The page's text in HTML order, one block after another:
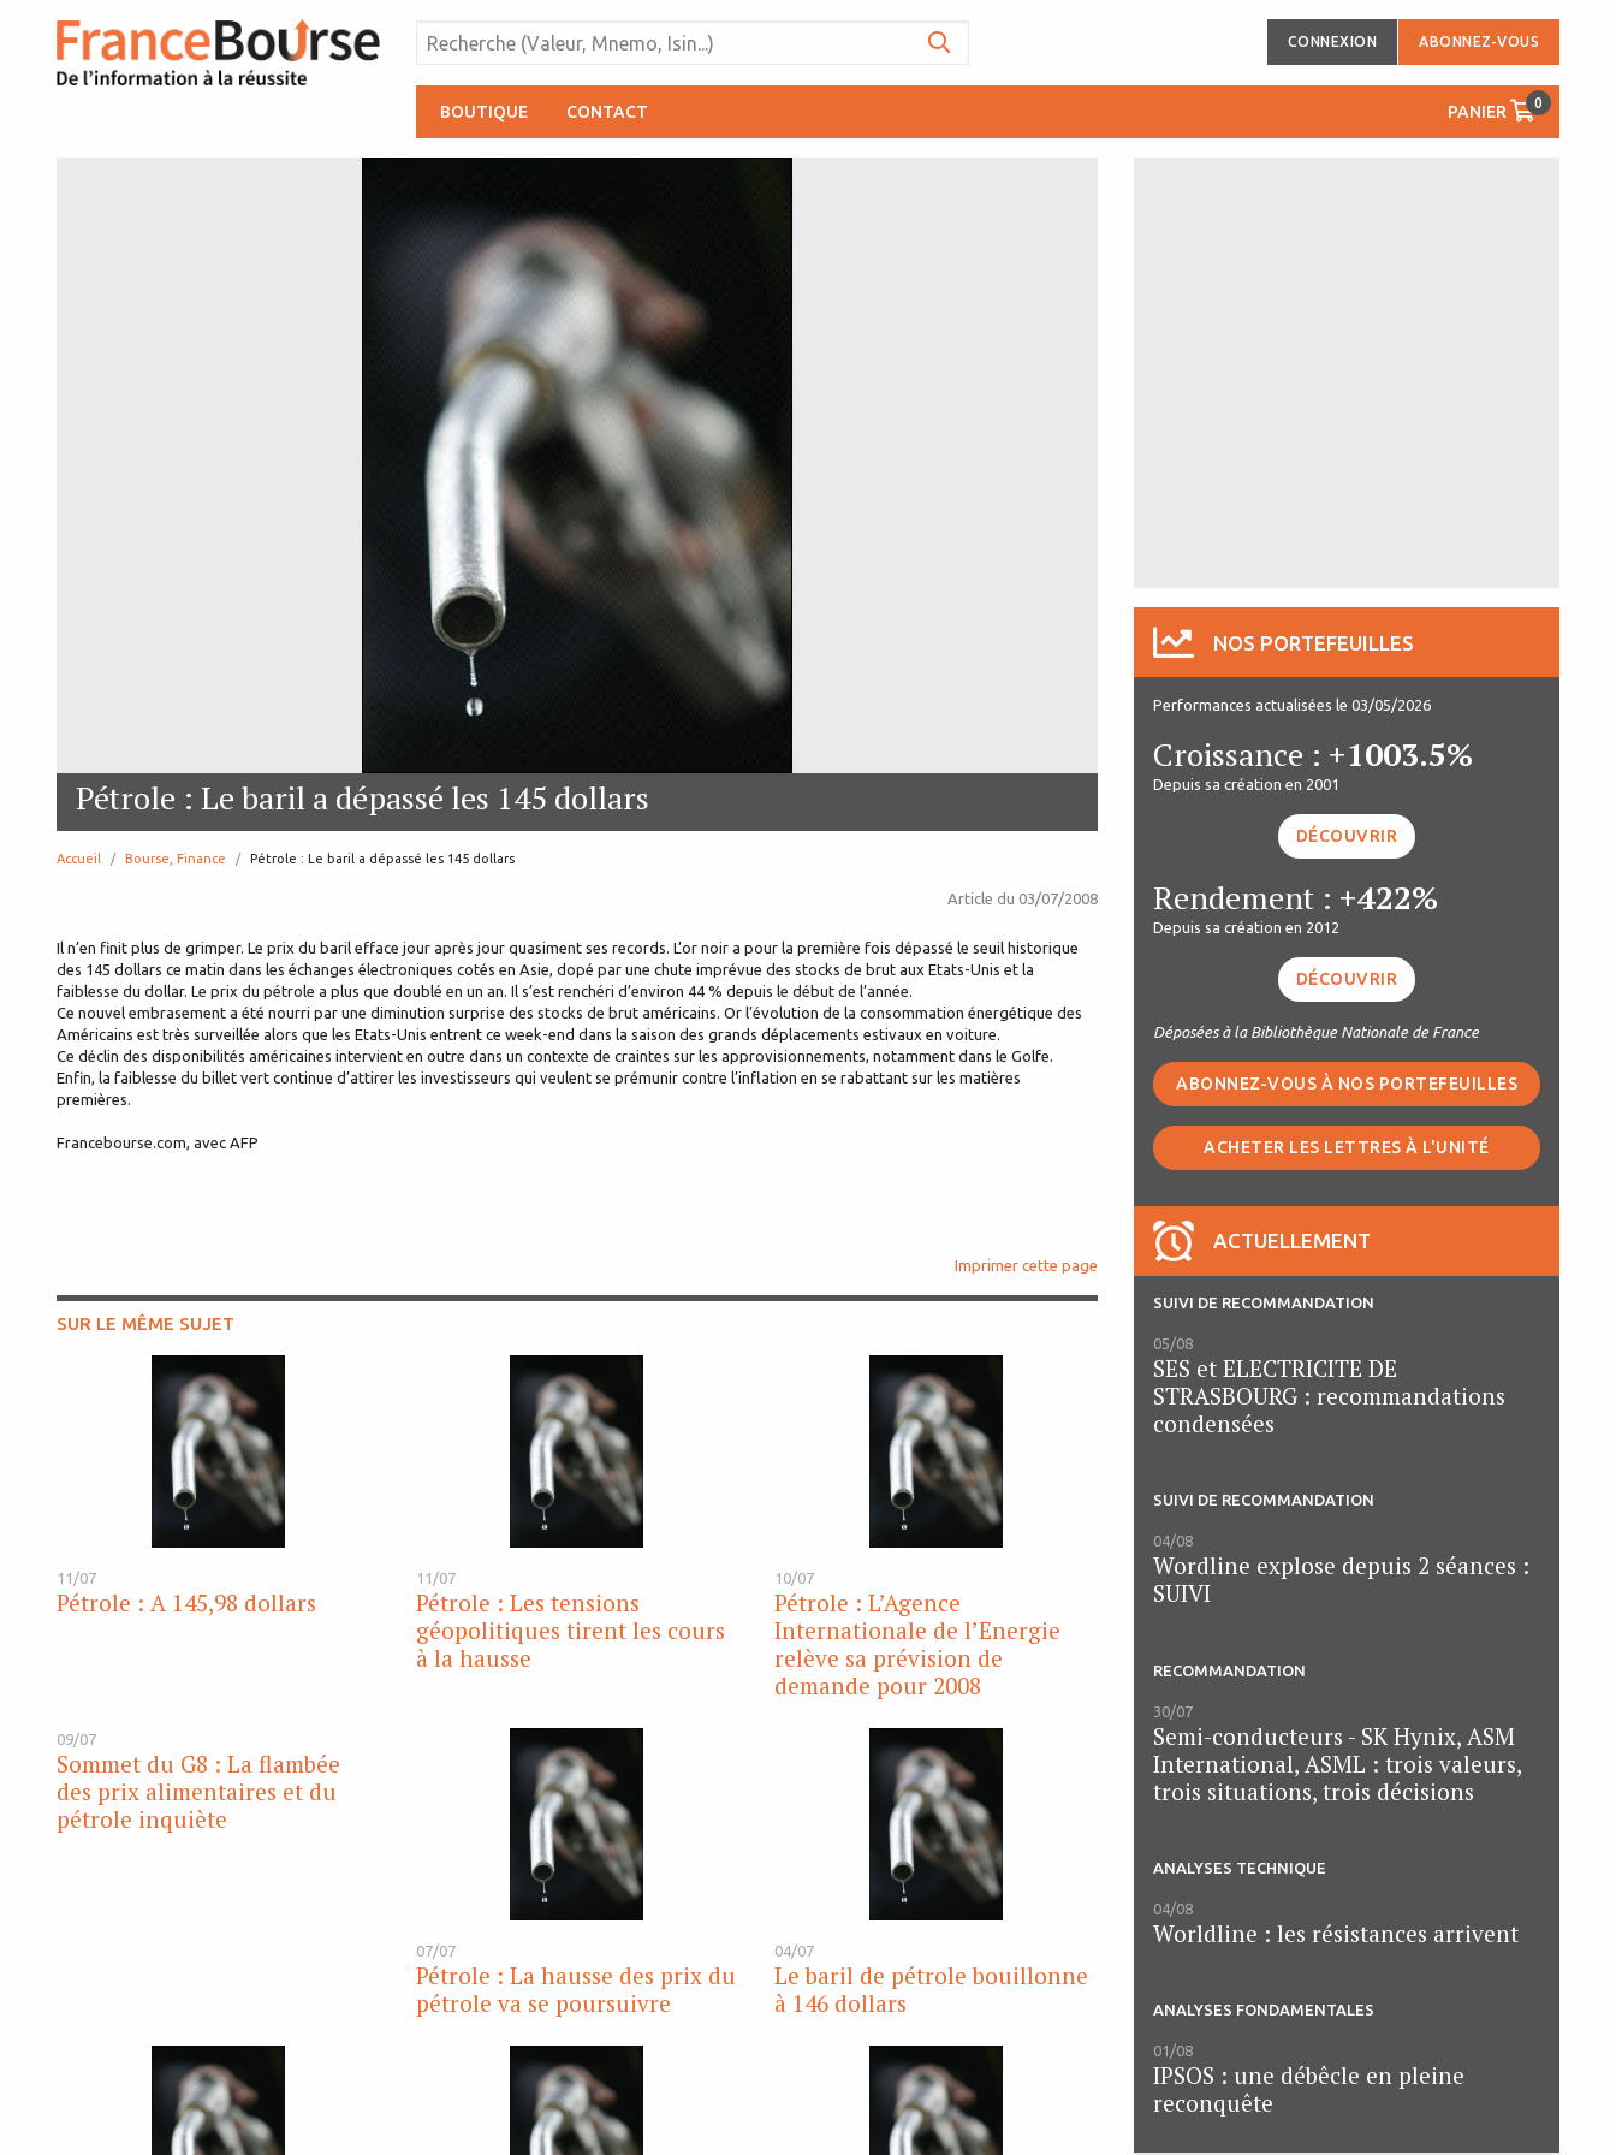
CONNEXION ABONNEZ-VOUS
BOUTIQUE CONTACT PANIER 0
Pétrole : Le baril a dépassé les 145 dollars
Accueil Bourse, Finance page:
Pétrole : Le baril a dépassé les 145 dollars
Article du 03/07/2008
Il n’en finit plus de grimper. Le prix du baril efface jour après jour quasiment ses records. L’or noir a pour la première fois dépassé le seuil historique
des 145 dollars ce matin dans les échanges électroniques cotés en Asie, dopé par une chute imprévue des stocks de brut aux Etats-Unis et la
faiblesse du dollar. Le prix du pétrole a plus que doublé en un an. Il s’est renchéri d’environ 44 % depuis le début de l’année.
Ce nouvel embrasement a été nourri par une diminution surprise des stocks de brut américains. Or l’évolution de la consommation énergétique des
Américains est très surveillée alors que les Etats-Unis entrent ce week-end dans la saison des grands déplacements estivaux en voiture.
Ce déclin des disponibilités américaines intervient en outre dans un contexte de craintes sur les approvisionnements, notamment dans le Golfe.
Enfin, la faiblesse du billet vert continue d’attirer les investisseurs qui veulent se prémunir contre l’inflation en se rabattant sur les matières
premières.
Francebourse.com, avec AFP
Imprimer cette page
SUR LE MÊME SUJET
11/07
Pétrole : A 145,98 dollars
11/07
Pétrole : Les tensions
géopolitiques tirent les cours
à la hausse
10/07
Pétrole : L’Agence
Internationale de l’Energie
relève sa prévision de
demande pour 2008
09/07
Sommet du G8 : La flambée
des prix alimentaires et du
pétrole inquiète
07/07
Pétrole : La hausse des prix du
pétrole va se poursuivre
04/07
Le baril de pétrole bouillonne
à 146 dollars
NOS PORTEFEUILLES
Performances actualisées le 03/05/2026
Croissance : +1003.5%
Depuis sa création en 2001
DÉCOUVRIR
Rendement : +422%
Depuis sa création en 2012
DÉCOUVRIR
Déposées à la Bibliothèque Nationale de France
ABONNEZ-VOUS À NOS PORTEFEUILLES
ACHETER LES LETTRES À L'UNITÉ
ACTUELLEMENT
SUIVI DE RECOMMANDATION
05/08
SES et ELECTRICITE DE
STRASBOURG : recommandations
condensées
SUIVI DE RECOMMANDATION
04/08
Wordline explose depuis 2 séances :
SUIVI
RECOMMANDATION
30/07
Semi-conducteurs - SK Hynix, ASM
International, ASML : trois valeurs,
trois situations, trois décisions
ANALYSES TECHNIQUE
04/08
Worldline : les résistances arrivent
ANALYSES FONDAMENTALES
01/08
IPSOS : une débêcle en pleine
reconquête